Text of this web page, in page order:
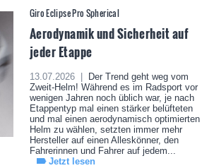
Giro Eclipse Pro Spherical
Aerodynamik und Sicherheit auf
jeder Etappe
13.07.2026 |
Der Trend geht weg vom
Zweit-Helm! Während es im Radsport vor
wenigen Jahren noch üblich war, je nach
Etappentyp mal einen stärker belüfteten
und mal einen aerodynamisch optimierten
Helm zu wählen, setzten immer mehr
Hersteller auf einen Alleskönner, den
Fahrerinnen und Fahrer auf jedem...
Jetzt lesen